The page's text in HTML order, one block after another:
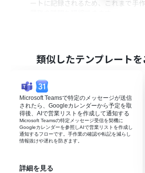
ートに記録されるため、これまで手
■フローボットの流れ
をYoomと連携します。
次に、トリガーでMicrosoft Teams
ルにメッセージが送信されたら」と
します。
次に、オペレーションでOCR機能を
からデータを抽出する」アクションで
ージ本文から必要な情報だけを抽出し
択し、「レコードを追加する」アクシ
類似したテンプレートを
Microsoft Teamsで特定のメッセージが送信
されたら、Googleカレンダーから予定を取
得後、AIで営業リストを作成して通知する
Microsoft Teamsの特定メッセージ受信を契機に
Googleカレンダーを参照しAIで営業リストを作成し
通知するフローです。手作業の確認や転記を減らし
情報抜けや遅れを防ぎます。
詳細を見る